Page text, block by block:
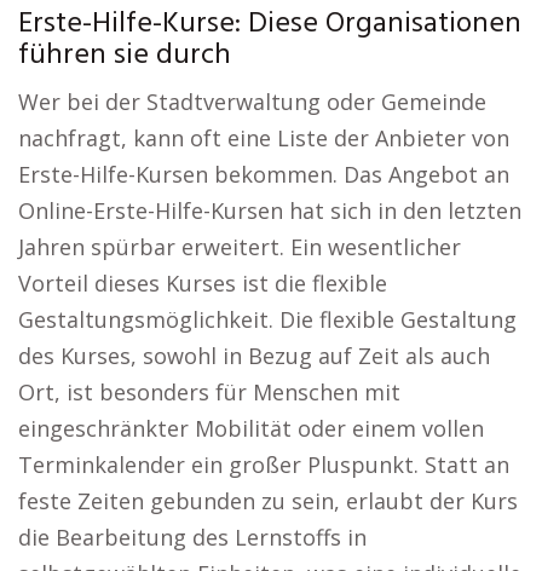
Erste-Hilfe-Kurse: Diese Organisationen
führen sie durch
Wer bei der Stadtverwaltung oder Gemeinde
nachfragt, kann oft eine Liste der Anbieter von
Erste-Hilfe-Kursen bekommen. Das Angebot an
Online-Erste-Hilfe-Kursen hat sich in den letzten
Jahren spürbar erweitert. Ein wesentlicher
Vorteil dieses Kurses ist die flexible
Gestaltungsmöglichkeit. Die flexible Gestaltung
des Kurses, sowohl in Bezug auf Zeit als auch
Ort, ist besonders für Menschen mit
eingeschränkter Mobilität oder einem vollen
Terminkalender ein großer Pluspunkt. Statt an
feste Zeiten gebunden zu sein, erlaubt der Kurs
die Bearbeitung des Lernstoffs in